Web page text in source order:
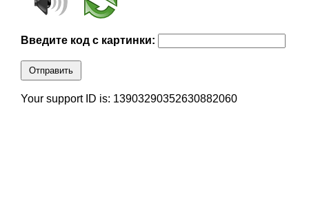
Введите код с картинки:
Отправить
Your support ID is: 13903290352630882060